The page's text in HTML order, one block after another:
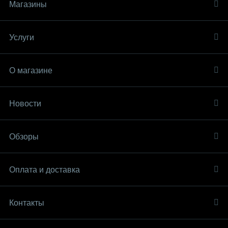
Магазины
Услуги
О магазине
Новости
Обзоры
Оплата и доставка
Контакты